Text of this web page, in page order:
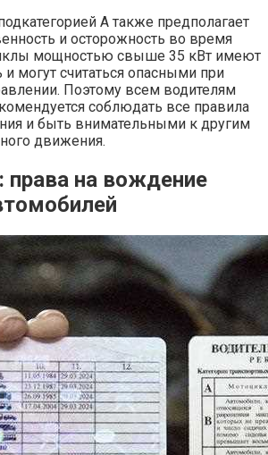
A также предполагает
и осторожность во время
мощностью свыше 35 кВт имеют
могут считаться опасными при
Поэтому всем водителям
соблюдать все правила
и быть внимательными к другим
движения.
права на вождение